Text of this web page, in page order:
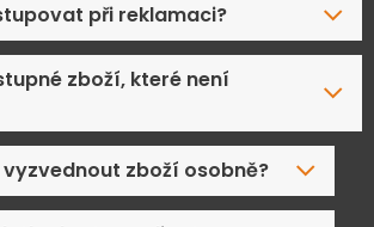
při reklamaci?
zboží, které není
vyzvednout zboží osobně?